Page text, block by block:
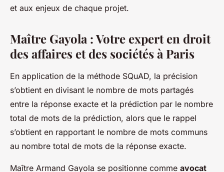
et aux enjeux de chaque projet.
Maître Gayola : Votre expert en droit
des affaires et des sociétés à Paris
En application de la méthode SQuAD, la précision
s’obtient en divisant le nombre de mots partagés
entre la réponse exacte et la prédiction par le nombre
total de mots de la prédiction, alors que le rappel
s’obtient en rapportant le nombre de mots communs
au nombre total de mots de la réponse exacte.
Maître Armand Gayola se positionne comme avocat